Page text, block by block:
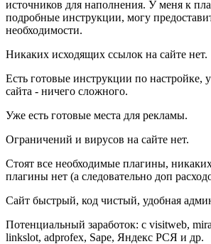
источников для наполнения. У меня к
подробные инструкции, могу
необходимости.
Никаких исходящих ссылок на сайте нет.
Есть готовые инструкции по настройке,
сайта - ничего сложного.
Уже есть готовые места для рекламы.
Ограничений и вирусов на сайте нет.
Стоят все необходимые плагины,
плагины нет (а следовательно доп
Сайт быстрый, код чистый, удобная
Потенциальный заработок: с visitweb,
linkslot, adprofex, Sape, Яндекс РСЯ и др.